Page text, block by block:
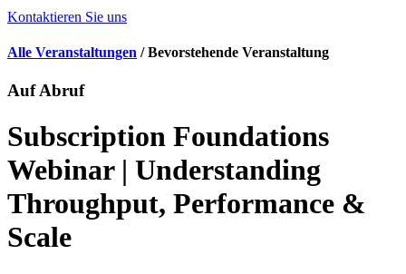
Kontaktieren Sie uns
Alle Veranstaltungen / Bevorstehende Veranstaltung
Auf Abruf
Subscription Foundations
Webinar | Understanding
Throughput, Performance &
Scale